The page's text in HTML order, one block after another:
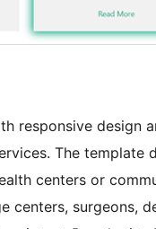
responsive design
The template
centers or
centers, surgeons,